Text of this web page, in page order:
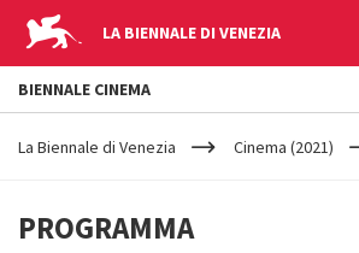
LA BIENNALE DI VENEZIA
YOUR
ARE
La Biennale di Venezia Cinema (2021)
PROGRAMMA
BIENNALE CINEMA